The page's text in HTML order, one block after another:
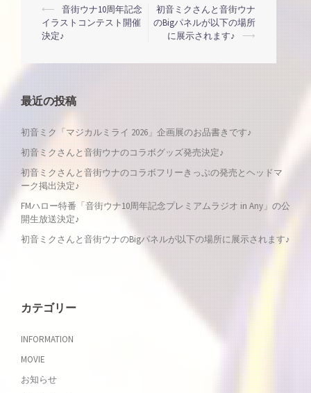
投
稿
ナ
ビ
ゲ
ー
シ
ョ
⟵
音街ウナ10周年記念
イラストコンテスト開催
決定♪
初音ミクさんと音街ウナ
のBigパネルが以下の場所
に展示されます♪
⟶
最近の投稿
初音ミク「マジカルミライ 2026」企画展のお品書きです♪
初音ミクさんと音街ウナのコラボグッズ発売決定♪
初音ミクさんと音街ウナのコラボフリーきっぷの発売とヘッドマ
ーク掲出決定♪
FMハロー特番「音街ウナ10周年記念プレミアムラジオ in Any」の公
開生放送決定♪
初音ミクさんと音街ウナのBigパネルが以下の場所に展示されます♪
カテゴリー
INFORMATION
MOVIE
お知らせ